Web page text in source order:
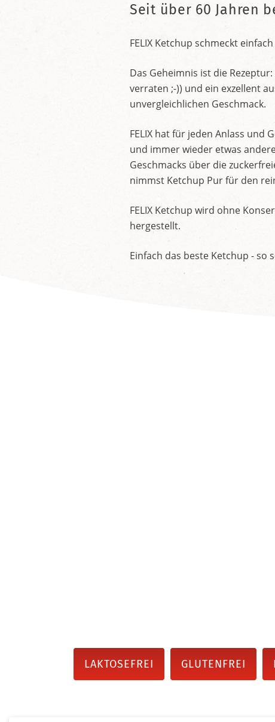
Seit über 60 Jahren
FELIX Ketchup schmeckt
Das Geheimnis ist die
verraten ;-)) und ein exzellent
unvergleichlichen Geschmack.
FELIX hat für jeden Anlass und
und immer wieder etwas
Geschmacks über die
nimmst Ketchup Pur für den
FELIX Ketchup wird ohne
hergestellt.
Einfach das beste Ketchup - so
LAKTOSEFREI GLUTENFREI